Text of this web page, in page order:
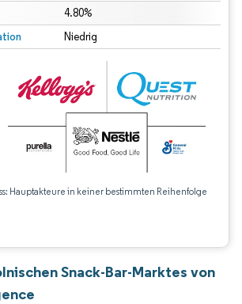
4.80%
Niedrig
Hauptakteure in keiner bestimmten Reihenfolge
Snack-Bar-Marktes von